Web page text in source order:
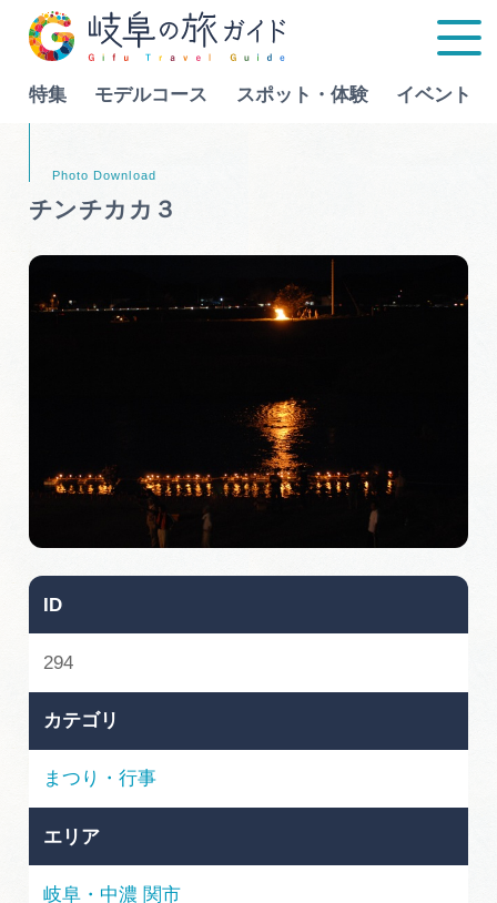
特集 モデルコース スポット・体験 イベント
特集
モデルコース
グルメ
旅の予約
ぎふ旅レポーター記事
早わかり岐阜
買い物・お土産
体験予約サイト「ＶＩＳＩＴ岐阜県」
Language
チンチカカ３
ID
294
カテゴリ
まつり・行事
エリア
岐阜・中濃 関市